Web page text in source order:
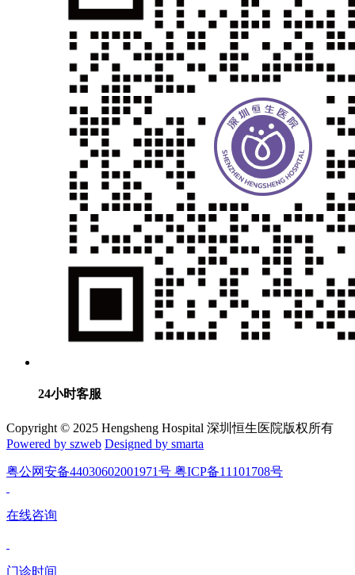
24小时客服
Copyright © 2025 Hengsheng Hospital 深圳恒生医院版权所有
Powered by szweb Designed by smarta
粤公网安备44030602001971号 粤ICP备11101708号
在线咨询
门诊时间